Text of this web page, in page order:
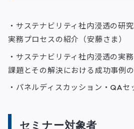
・サステナビリティ社内浸透の研
実務プロセスの紹介（安藤さま）
・サステナビリティ社内浸透の実
課題とその解決における成功事例の
・パネルディスカッション・QAセ
セミナー対象者